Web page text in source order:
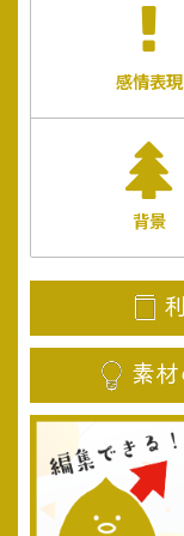
感情表現
背景